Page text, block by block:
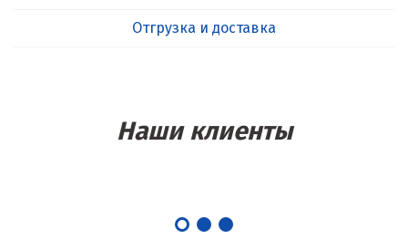
Отгрузка и доставка
Наши клиенты